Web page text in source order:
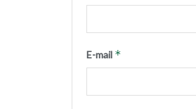
E-mail *